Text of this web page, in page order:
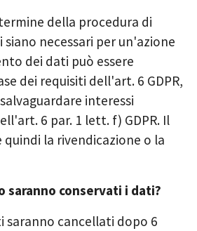
della procedura di
necessari per un'azione
dei dati può essere
dei requisiti dell'art. 6 GDPR,
interessi
6 par. 1 lett. f) GDPR. Il
la rivendicazione o la
saranno conservati i dati?
saranno cancellati dopo 6